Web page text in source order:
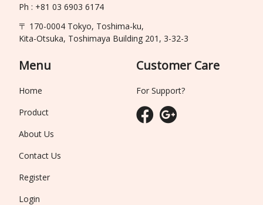
Ph : +81 03 6903 6174
〒 170-0004 Tokyo, Toshima-ku,
Kita-Otsuka, Toshimaya Building 201, 3-32-3
Menu
Home
Product
About Us
Contact Us
Register
Login
Customer Care
For Support?